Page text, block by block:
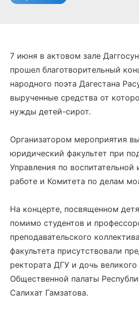
7 июня в актовом зале
прошел благотворительный
народного поэта Дагестана
вырученные средства от
нужды детей-сирот.
Организатором мероприятия
юридический факультет при
Управления по воспитательной
работе и Комитета по делам
На концерте, посвященном
помимо студентов и
преподавательского
факультета присутствовали
ректората ДГУ и дочь великого
Общественной палаты
Салихат Гамзатова.